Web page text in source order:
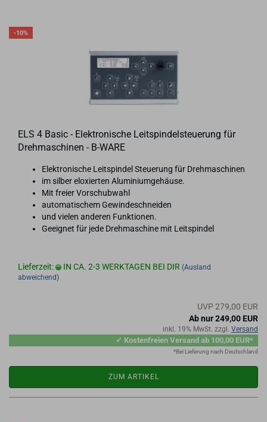
-10%
ELS 4 Basic - Elek­tro­ni­sche Leit­spin­del­steue­rung für
Dreh­ma­schi­nen - B-​WARE
Elek­tro­ni­sche Leit­spin­del Steue­rung für Dreh­ma­schi­nen
im sil­ber elo­xier­ten Alu­mi­ni­um­ge­häu­se.
Mit frei­er Vor­schub­wahl
au­to­ma­ti­schem Ge­win­de­schnei­den
und vie­len an­de­ren Funk­tio­nen.
Ge­eig­net für jede Dreh­ma­schi­ne mit Leit­spin­del
Lieferzeit: IN CA. 2-3 WERKTAGEN BEI DIR (Ausland
abweichend)
UVP 279,00 EUR
Ab nur 249,00 EUR
inkl. 19% MwSt. zzgl. Versand
✓ Kostenfreien Versand ab 100,00 EUR*
*Bei Lieferung nach Deutschland
ZUM ARTIKEL